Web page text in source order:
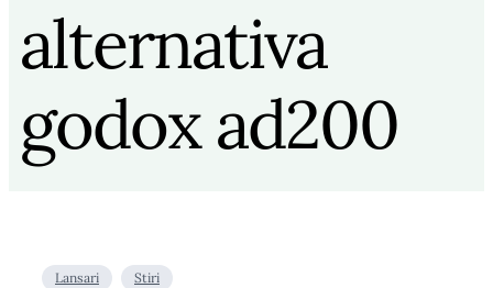
alternativa
godox ad200
Lansari Stiri